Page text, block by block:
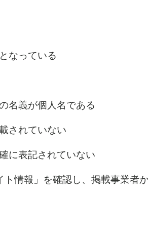
なっている
義が個人名である
されていない
に表記されていない
情報」を確認し、掲載事業者